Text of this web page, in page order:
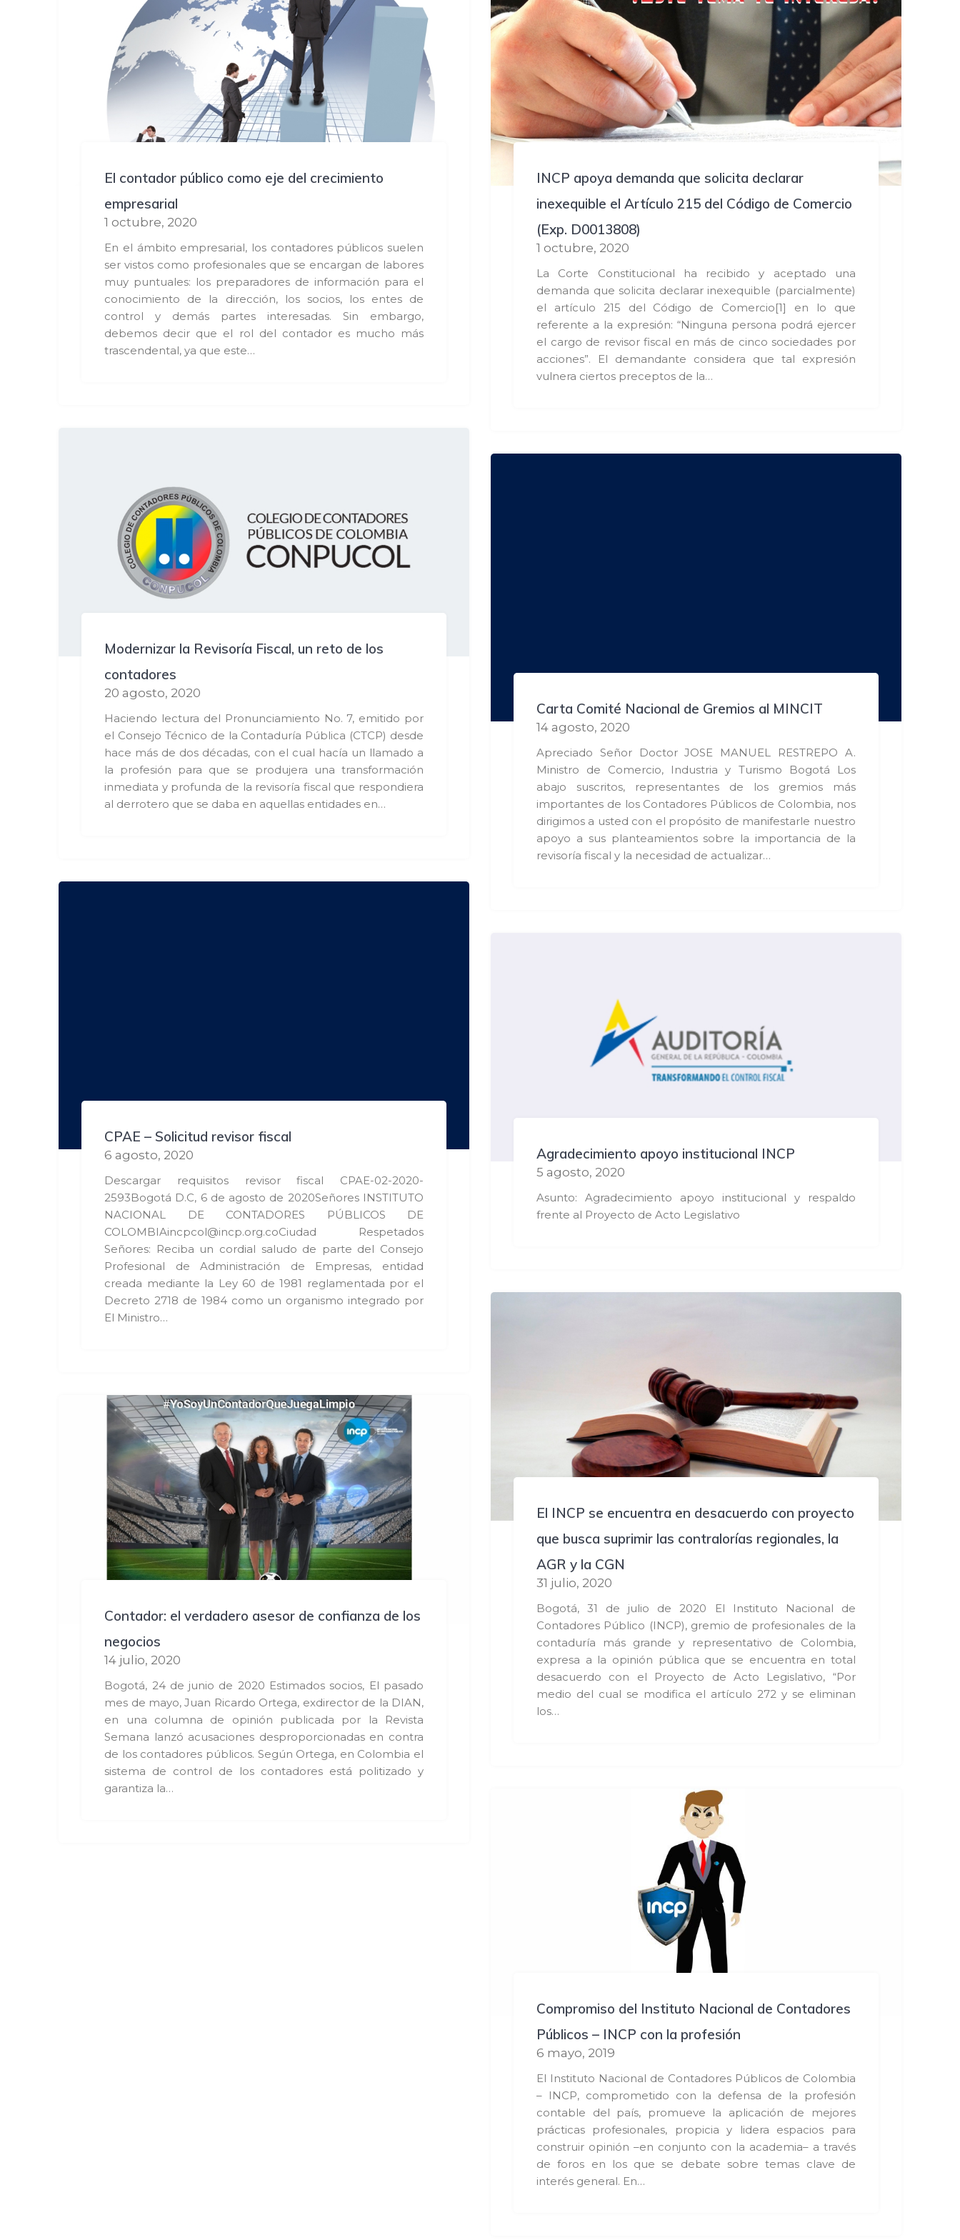
El contador público como eje del crecimiento
empresarial
1 octubre, 2020
En el ámbito empresarial, los contadores públicos suelen
ser vistos como profesionales que se encargan de labores
muy puntuales: los preparadores de información para el
conocimiento de la dirección, los socios, los entes de
control y demás partes interesadas. Sin embargo,
debemos decir que el rol del contador es mucho más
trascendental, ya que este…
INCP apoya demanda que solicita declarar
inexequible el Artículo 215 del Código de Comercio
(Exp. D0013808)
1 octubre, 2020
La Corte Constitucional ha recibido y aceptado una
demanda que solicita declarar inexequible (parcialmente)
el artículo 215 del Código de Comercio[1] en lo que
referente a la expresión: “Ninguna persona podrá ejercer
el cargo de revisor fiscal en más de cinco sociedades por
acciones”. El demandante considera que tal expresión
vulnera ciertos preceptos de la…
Modernizar la Revisoría Fiscal, un reto de los
contadores
20 agosto, 2020
Haciendo lectura del Pronunciamiento No. 7, emitido por
el Consejo Técnico de la Contaduría Pública (CTCP) desde
hace más de dos décadas, con el cual hacía un llamado a
la profesión para que se produjera una transformación
inmediata y profunda de la revisoría fiscal que respondiera
al derrotero que se daba en aquellas entidades en…
Carta Comité Nacional de Gremios al MINCIT
14 agosto, 2020
Apreciado Señor Doctor JOSE MANUEL RESTREPO A.
Ministro de Comercio, Industria y Turismo Bogotá Los
abajo suscritos, representantes de los gremios más
importantes de los Contadores Públicos de Colombia, nos
dirigimos a usted con el propósito de manifestarle nuestro
apoyo a sus planteamientos sobre la importancia de la
revisoría fiscal y la necesidad de actualizar…
CPAE – Solicitud revisor fiscal
6 agosto, 2020
Descargar requisitos revisor fiscal CPAE-02-2020-
2593Bogotá D.C, 6 de agosto de 2020Señores INSTITUTO
NACIONAL DE CONTADORES PÚBLICOS DE
COLOMBIAincpcol@incp.org.coCiudad Respetados
Señores: Reciba un cordial saludo de parte del Consejo
Profesional de Administración de Empresas, entidad
creada mediante la Ley 60 de 1981 reglamentada por el
Decreto 2718 de 1984 como un organismo integrado por
El Ministro…
Agradecimiento apoyo institucional INCP
5 agosto, 2020
Asunto: Agradecimiento apoyo institucional y respaldo
frente al Proyecto de Acto Legislativo
El INCP se encuentra en desacuerdo con proyecto
que busca suprimir las contralorías regionales, la
AGR y la CGN
31 julio, 2020
Bogotá, 31 de julio de 2020 El Instituto Nacional de
Contadores Público (INCP), gremio de profesionales de la
contaduría más grande y representativo de Colombia,
expresa a la opinión pública que se encuentra en total
desacuerdo con el Proyecto de Acto Legislativo, “Por
medio del cual se modifica el artículo 272 y se eliminan
los…
Contador: el verdadero asesor de confianza de los
negocios
14 julio, 2020
Bogotá, 24 de junio de 2020 Estimados socios, El pasado
mes de mayo, Juan Ricardo Ortega, exdirector de la DIAN,
en una columna de opinión publicada por la Revista
Semana lanzó acusaciones desproporcionadas en contra
de los contadores públicos. Según Ortega, en Colombia el
sistema de control de los contadores está politizado y
garantiza la…
Compromiso del Instituto Nacional de Contadores
Públicos – INCP con la profesión
6 mayo, 2019
El Instituto Nacional de Contadores Públicos de Colombia
– INCP, comprometido con la defensa de la profesión
contable del país, promueve la aplicación de mejores
prácticas profesionales, propicia y lidera espacios para
construir opinión –en conjunto con la academia– a través
de foros en los que se debate sobre temas clave de
interés general. En…